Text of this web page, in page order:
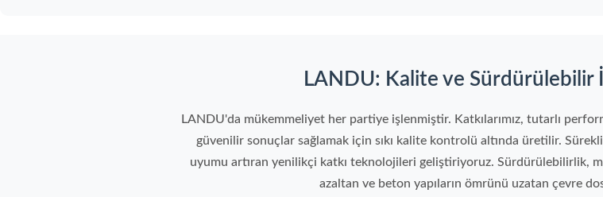
LANDU: Kalite ve Sürdürülebilir
LANDU'da mükemmeliyet her partiye işlenmiştir. Katkılarımız, tutarlı
güvenilir sonuçlar sağlamak için sıkı kalite kontrolü altında üretilir. Sürekli
uyumu artıran yenilikçi katkı teknolojileri geliştiriyoruz. Sürdürülebilirlik,
azaltan ve beton yapıların ömrünü uzatan çevre